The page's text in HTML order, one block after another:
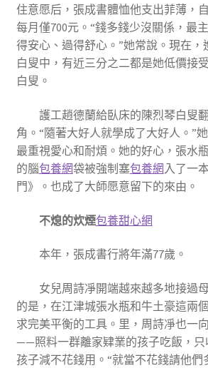
住意愿后，張成書體恤他支出菲薄，
每月僅700元。“錢多錢少沒關係，最
得安心、過得舒心。”她常說。現在，
白叟中，有近三分之二都是她低價接
白叟。
護工趙德蘭給臥床的陳烈琴白叟
角。“隨著大好人就學成了大好人。”
最重視愛心和耐煩。她的好心，張水
的腦包養網袋被強制塞包養網 入了一
門》。也成了大師愿意留下的來由。
不熄的炊煙包養甜心網
本年，張成書行將年滿77歲。
女兒周詩凈開端越來越多地接過
的是，在江津城張水瓶和牛土豪這兩
求完美平衡的工具。里，周詩凈也一
——照料一群離家肄業的孩子吃飯，只
孩子減不花錢用。“就當不花錢請他們